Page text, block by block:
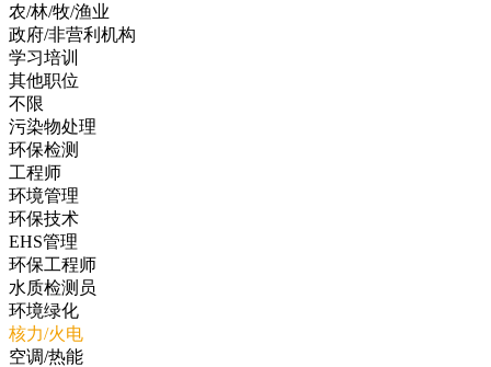
农/林/牧/渔业
政府/非营利机构
学习培训
其他职位
不限
污染物处理
环保检测
工程师
环境管理
环保技术
EHS管理
环保工程师
水质检测员
环境绿化
核力/火电
空调/热能